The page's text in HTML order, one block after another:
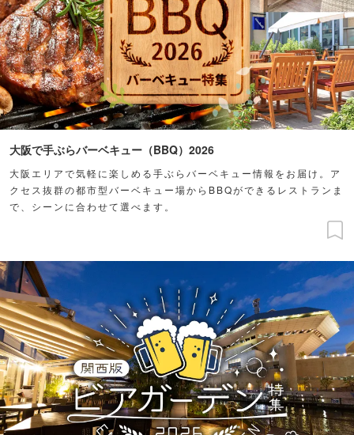
大阪で手ぶらバーベキュー（BBQ）2026
大阪エリアで気軽に楽しめる手ぶらバーベキュー情報をお届け。ア
クセス抜群の都市型バーベキュー場からBBQができるレストランま
で、シーンに合わせて選べます。